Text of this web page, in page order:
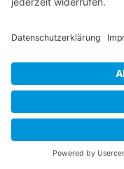
Wie
Welche